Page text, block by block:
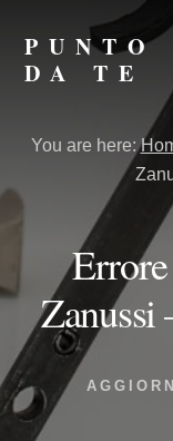
primary
sidebar
content
PUNTO
DA TE
da
You are here:
Zanussi